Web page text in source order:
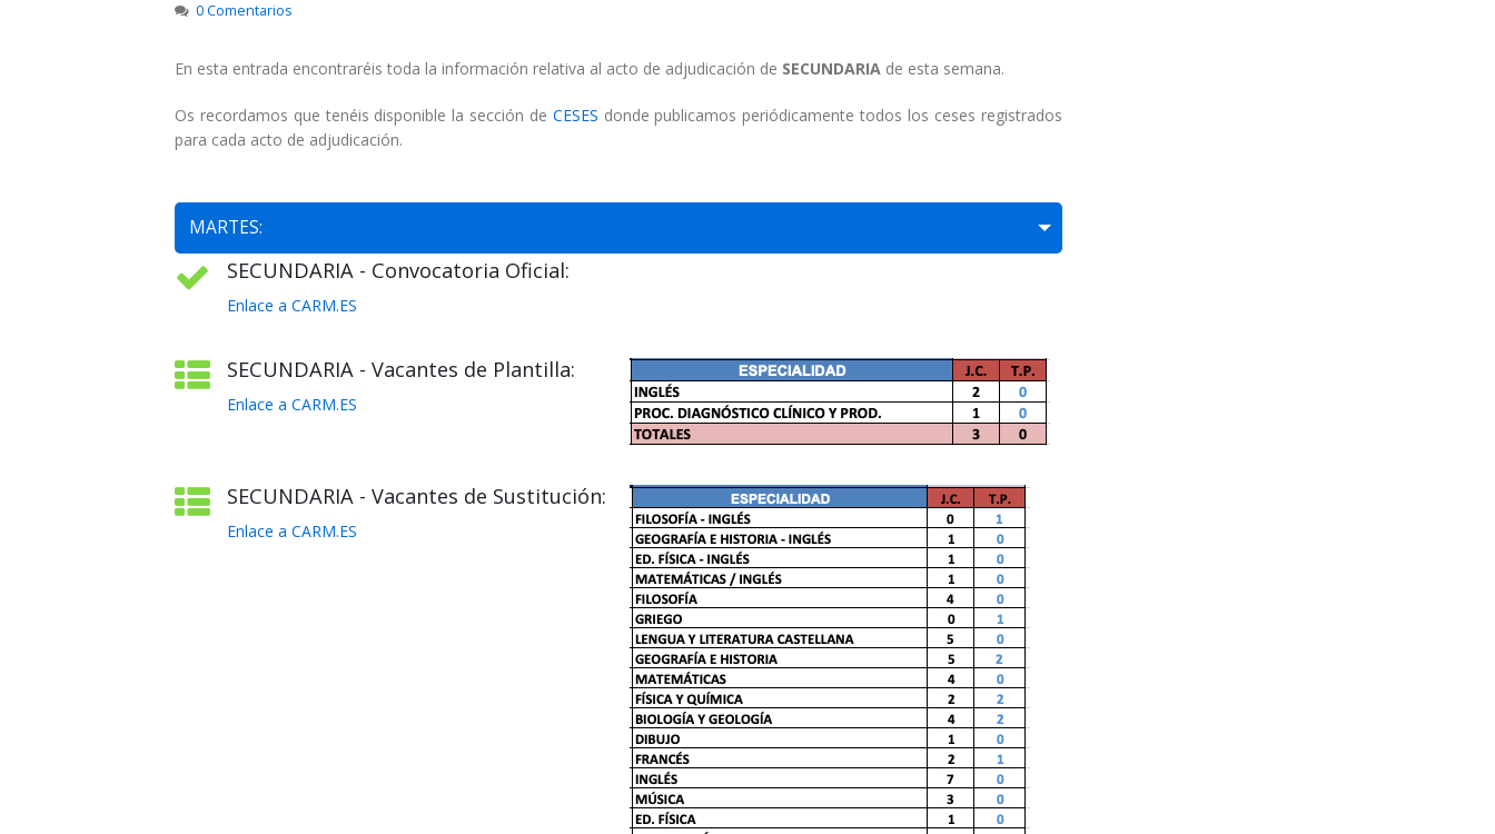
0 Comentarios
En esta entrada encontraréis toda la información relativa al acto de adjudicación de SECUNDARIA de esta semana.
Os recordamos que tenéis disponible la sección de CESES donde publicamos periódicamente todos los ceses registrados
para cada acto de adjudicación.
MARTES:
SECUNDARIA - Convocatoria Oficial:
Enlace a CARM.ES
SECUNDARIA - Vacantes de Plantilla:
Enlace a CARM.ES
SECUNDARIA - Vacantes de Sustitución:
Enlace a CARM.ES